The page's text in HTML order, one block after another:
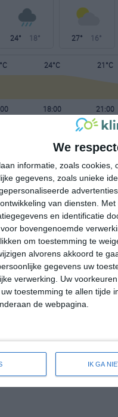
We
informatie, zoals cookies,
gegevens, zoals unieke
van diensten.
Met
en identificatie
bovengenoemde
om toestemming te
alvorens akkoord te
gegevens uw
verwerking. Uw
toestemming te allen tijde
de webpagina.
IK GA
24° 18° 27° 16°
24°C 21°C
18:00 21:00
3 ONO 1
21:00